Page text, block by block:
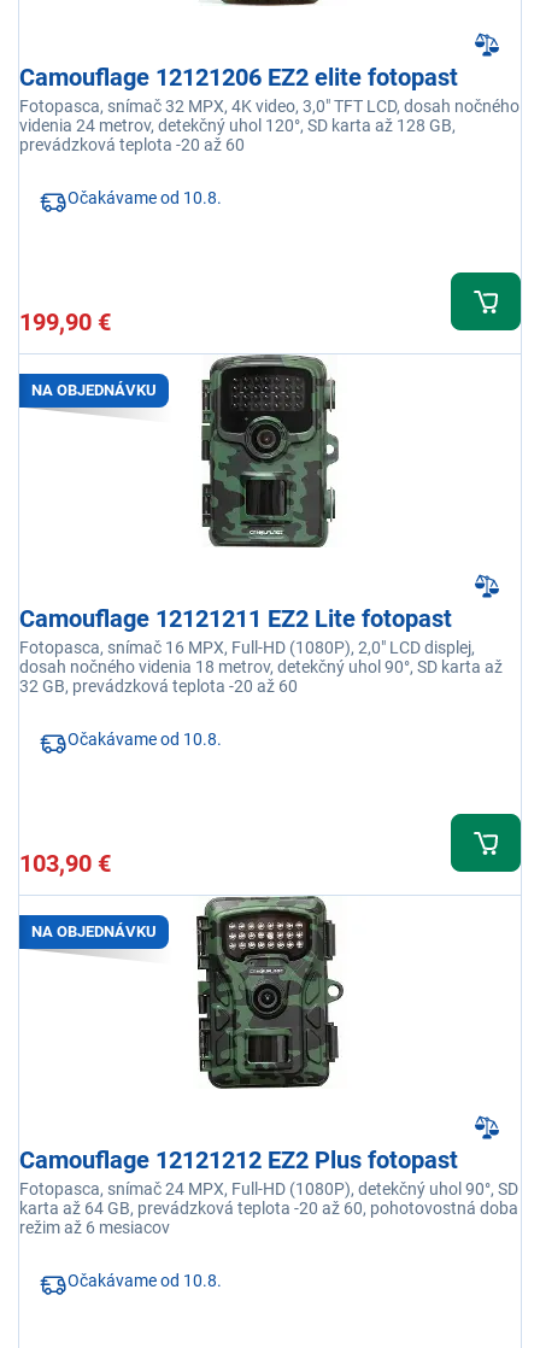
Camouflage 12121206 EZ2 elite fotopast
Fotopasca, snímač 32 MPX, 4K video, 3,0" TFT LCD, dosah nočného
videnia 24 metrov, detekčný uhol 120°, SD karta až 128 GB,
prevádzková teplota -20 až 60
Očakávame od 10.8.
199,90 €
NA OBJEDNÁVKU
Camouflage 12121211 EZ2 Lite fotopast
Fotopasca, snímač 16 MPX, Full-HD (1080P), 2,0" LCD displej,
dosah nočného videnia 18 metrov, detekčný uhol 90°, SD karta až
32 GB, prevádzková teplota -20 až 60
Očakávame od 10.8.
103,90 €
NA OBJEDNÁVKU
Camouflage 12121212 EZ2 Plus fotopast
Fotopasca, snímač 24 MPX, Full-HD (1080P), detekčný uhol 90°, SD
karta až 64 GB, prevádzková teplota -20 až 60, pohotovostná doba
režim až 6 mesiacov
Očakávame od 10.8.